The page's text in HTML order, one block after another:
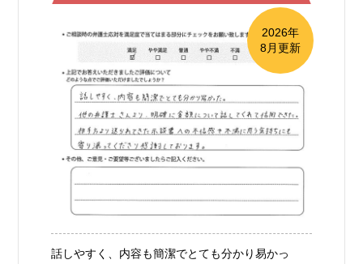
2026年
8月更新
話しやすく、内容も簡潔でとても分かり易かっ